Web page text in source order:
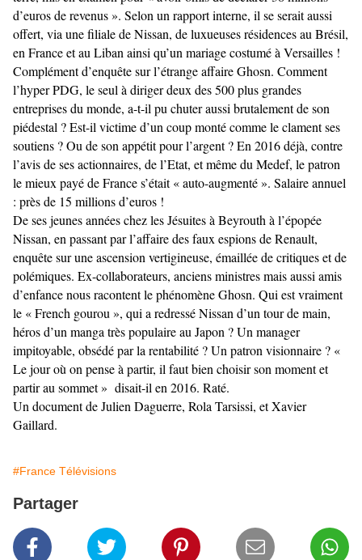
d’euros de revenus ». Selon un rapport interne, il se serait aussi
offert, via une filiale de Nissan, de luxueuses résidences au Brésil,
en France et au Liban ainsi qu’un mariage costumé à Versailles !
Complément d’enquête sur l’étrange affaire Ghosn. Comment
l’hyper PDG, le seul à diriger deux des 500 plus grandes
entreprises du monde, a-t-il pu chuter aussi brutalement de son
piédestal ? Est-il victime d’un coup monté comme le clament ses
soutiens ? Ou de son appétit pour l’argent ? En 2016 déjà, contre
l’avis de ses actionnaires, de l’Etat, et même du Medef, le patron
le mieux payé de France s’était « auto-augmenté ». Salaire annuel
: près de 15 millions d’euros !
De ses jeunes années chez les Jésuites à Beyrouth à l’épopée
Nissan, en passant par l’affaire des faux espions de Renault,
enquête sur une ascension vertigineuse, émaillée de critiques et de
polémiques. Ex-collaborateurs, anciens ministres mais aussi amis
d’enfance nous racontent le phénomène Ghosn. Qui est vraiment
le « French gourou », qui a redressé Nissan d’un tour de main,
héros d’un manga très populaire au Japon ? Un manager
impitoyable, obsédé par la rentabilité ? Un patron visionnaire ? «
Le jour où on pense à partir, il faut bien choisir son moment et
partir au sommet » disait-il en 2016. Raté.
Un document de Julien Daguerre, Rola Tarsissi, et Xavier
Gaillard.
#France Télévisions
Partager